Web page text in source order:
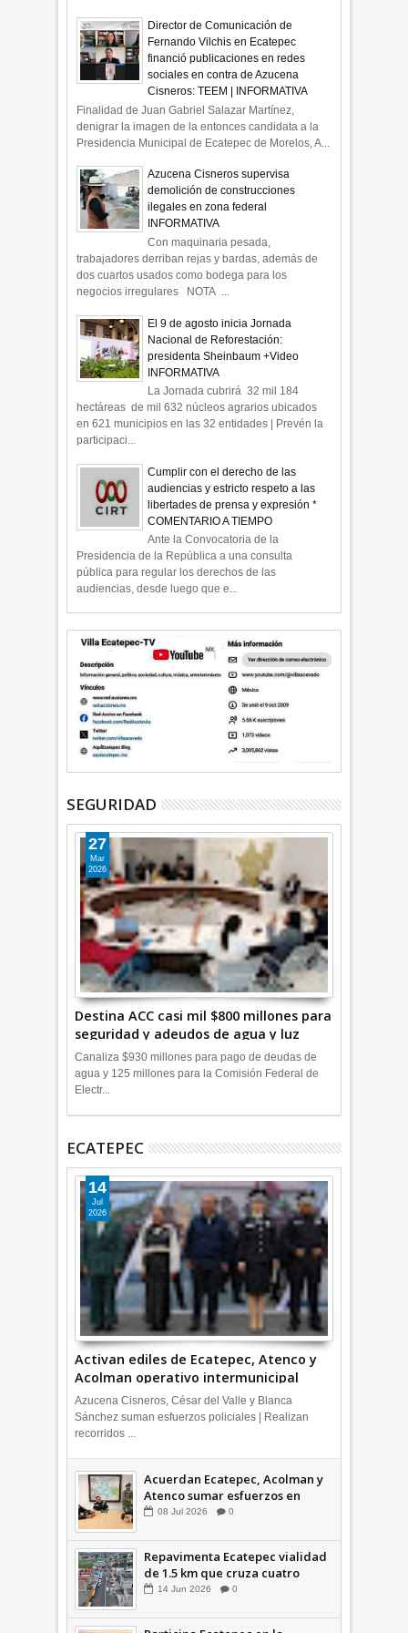
Director de Comunicación de
Fernando Vilchis en Ecatepec
financió publicaciones en redes
sociales en contra de Azucena
Cisneros: TEEM | INFORMATIVA
Finalidad de Juan Gabriel Salazar Martínez,
denigrar la imagen de la entonces candidata a la
Presidencia Municipal de Ecatepec de Morelos, A...
Azucena Cisneros supervisa
demolición de construcciones
ilegales en zona federal
INFORMATIVA
Con maquinaria pesada,
trabajadores derriban rejas y bardas, además de
dos cuartos usados como bodega para los
negocios irregulares NOTA ...
El 9 de agosto inicia Jornada
Nacional de Reforestación:
presidenta Sheinbaum +Video
INFORMATIVA
La Jornada cubrirá 32 mil 184
hectáreas de mil 632 núcleos agrarios ubicados
en 621 municipios en las 32 entidades | Prevén la
participaci...
Cumplir con el derecho de las
audiencias y estricto respeto a las
libertades de prensa y expresión *
COMENTARIO A TIEMPO
Ante la Convocatoria de la
Presidencia de la República a una consulta
pública para regular los derechos de las
audiencias, desde luego que e...
SEGURIDAD
Destina ACC casi mil $800 millones para
seguridad y adeudos de agua y luz
+Video
27
Mar
2026
Canaliza $930 millones para pago de deudas de
agua y 125 millones para la Comisión Federal de
Electr...
ECATEPEC
Activan ediles de Ecatepec, Atenco y
Acolman operativo intermunicipal
14
Jul
2026
Azucena Cisneros, César del Valle y Blanca
Sánchez suman esfuerzos policiales | Realizan
recorridos ...
Acuerdan Ecatepec, Acolman y
Atenco sumar esfuerzos en
seguridad
08 Jul 2026 0
Repavimenta Ecatepec vialidad
de 1.5 km que cruza cuatro
comunidades +Video
14 Jun 2026 0